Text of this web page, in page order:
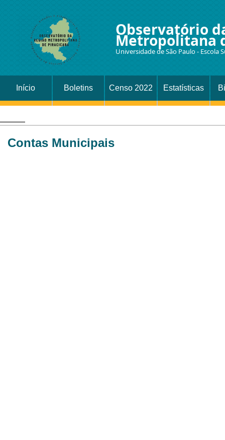
Observatório
Metropolitana
Universidade de São Paulo - Escola
Início Boletins Censo 2022 Estatísticas
Contas Municipais